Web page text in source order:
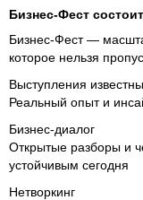
Бизнес-Фест
Бизнес-Фест —
которое нельзя
Выступления
Реальный опыт и
Бизнес-диалог
Открытые разборы и
устойчивым сегодня
Нетворкинг